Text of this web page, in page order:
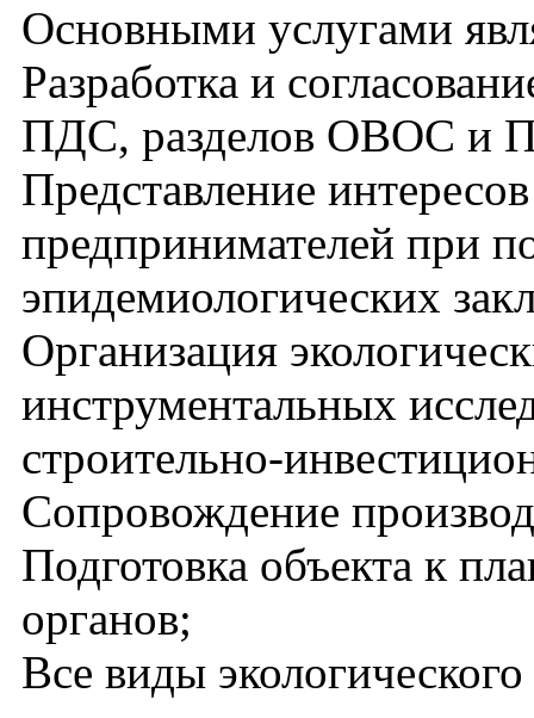
Основными услугами
Разработка и
ПДС, разделов ОВОС
Представление
предпринимателей при
эпидемиологических
Организация
инструментальных
строительно-
Сопровождение
Подготовка объекта к
органов;
Все виды